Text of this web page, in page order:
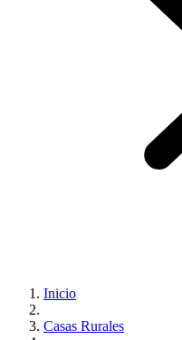
Inicio
Casas Rurales